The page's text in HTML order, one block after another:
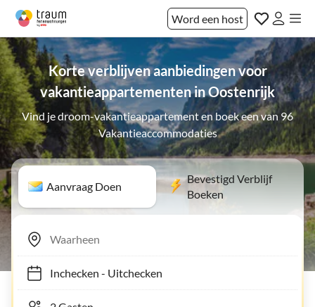
Word een host
Korte verblijven aanbiedingen voor
vakantieappartementen in Oostenrijk
Vind je droom-vakantieappartement en boek een van 96
Vakantieaccommodaties
Aanvraag Doen
Bevestigd Verblijf
Boeken
Inchecken- Uitchecken